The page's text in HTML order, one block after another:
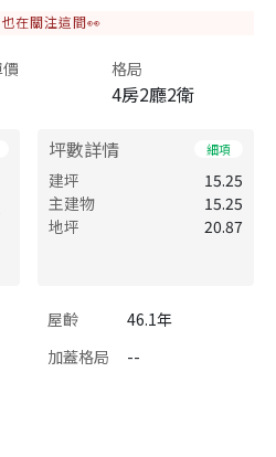
在關注這間👀
格局
4房2廳2衛
坪數詳情 細項
建坪
15.25
主建物
15.25
地坪
20.87
屋齡
46.1年
加蓋格局
--